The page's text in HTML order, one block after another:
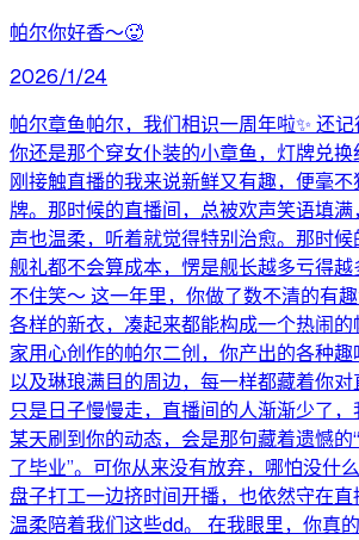
帕尔你好香～🥵
2026/1/24
帕尔章鱼帕尔，我们相识一周年啦✨ 还记
你还是那个穿女仆装的小章鱼，灯牌兑
刚接触直播的我来说新鲜又有趣，便毫
牌。那时候的直播间，总被欢声笑语填
声也温柔，听着就觉得特别治愈。那时
舰礼都不会算成本，愣是舰长越多亏得
不住笑～ 这一年里，你做了数不清的有
各样的新衣，凑起来都能构成一个热闹
家用心创作的帕尔二创，你产出的各种趣
以及琳琅满目的周边，每一样都藏着你对
只是日子慢慢走，直播间的人渐渐少了
某天刷到你的动态，会是那句藏着遗憾
了毕业”。可你从来没有放弃，哪怕没什
盘子打工一边挤时间开播，也依然守在
温柔陪着我们这些dd。 在我眼里，你真